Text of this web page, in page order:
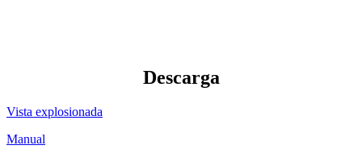
Descarga
Vista explosionada
Manual